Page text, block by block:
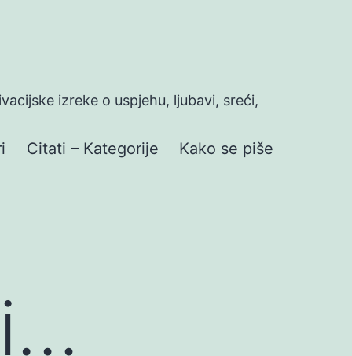
izreke o uspjehu, ljubavi, sreći,
Citati – Kategorije Kako se piše